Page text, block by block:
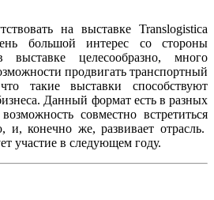
на выставке Translogistica
большой интерес со стороны
выставке целесообразно, много
продвигать транспортный
такие выставки способствуют
Данный формат есть в разных
совместно встретиться
и, конечно же, развивает отрасль.
участие в следующем году.